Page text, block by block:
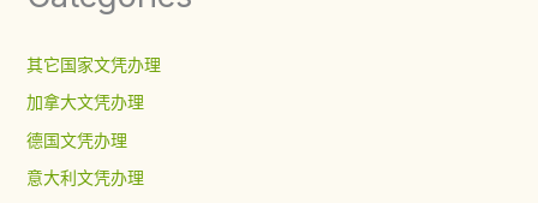
其它国家文凭办理
加拿大文凭办理
德国文凭办理
意大利文凭办理